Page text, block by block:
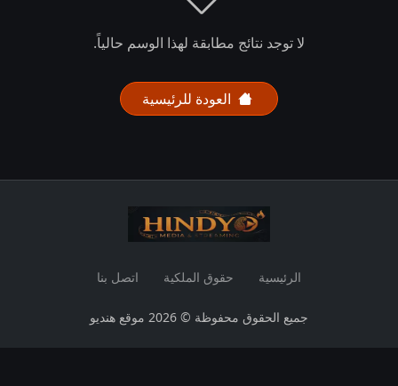
لا توجد نتائج مطابقة لهذا الوسم حالياً.
العودة للرئيسية
الرئيسية حقوق الملكية اتصل بنا
جميع الحقوق محفوظة © 2026 موقع هنديو